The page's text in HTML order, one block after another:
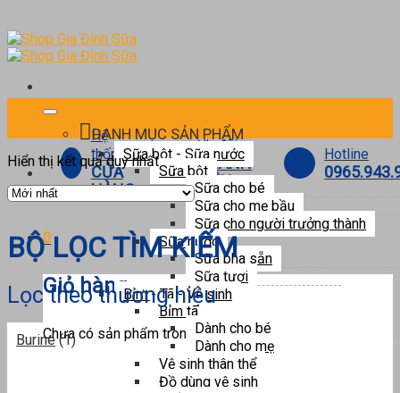
to
content
Hệ
thống
CỬA
HÀNG
Ưu đãi
THÀNH
VIÊN
Hotline
0
Giỏ hàng
Chưa có sản phẩm trong giỏ hàng.
DANH MỤC SẢN PHẨM
Sữa bột - Sữa nước
Sữa bột
Sữa cho bé
Sữa cho mẹ bầu
Sữa cho người trưởng thành
Sữa nước
Sữa pha sẵn
Sữa tươi
Bỉm - Tã - Vệ sinh
Bỉm tã
Dành cho bé
Dành cho mẹ
Vệ sinh thân thể
Đồ dùng vệ sinh
Hiển thị kết quả duy nhất
BỘ LỌC TÌM KIẾM
Lọc theo thương hiệu
Burine (1)